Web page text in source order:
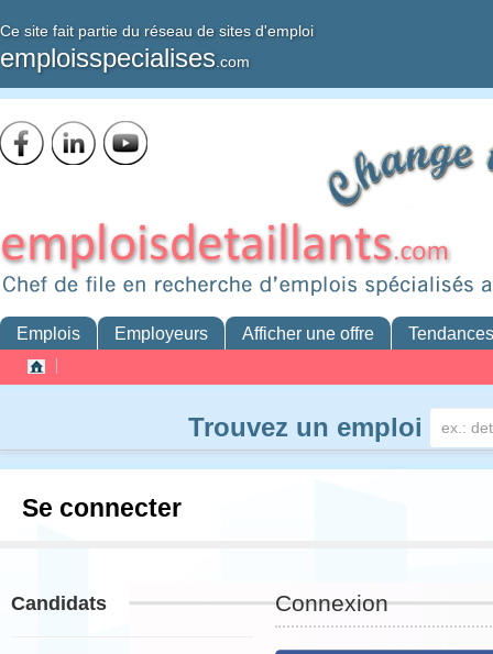
Ce site fait partie du réseau de sites d'emploi
emploisspecialises .com
Emplois Employeurs Afficher une offre Tendances
Trouvez un emploi
Se connecter
Candidats Connexion